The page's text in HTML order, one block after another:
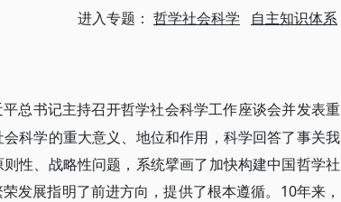
进入专题： 哲学社会科学 自主知识体系
总书记主持召开哲学社会科学工作座谈会并发表重
科学的重大意义、地位和作用，科学回答了事关我
性、战略性问题，系统擘画了加快构建中国哲学社
发展指明了前进方向，提供了根本遵循。10年来，